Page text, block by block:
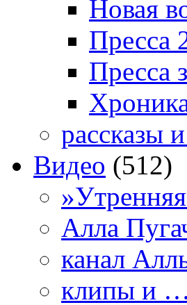
Новая
Пресса
Пресса
рассказы
Видео (512)
Алла
канал
клипы и …